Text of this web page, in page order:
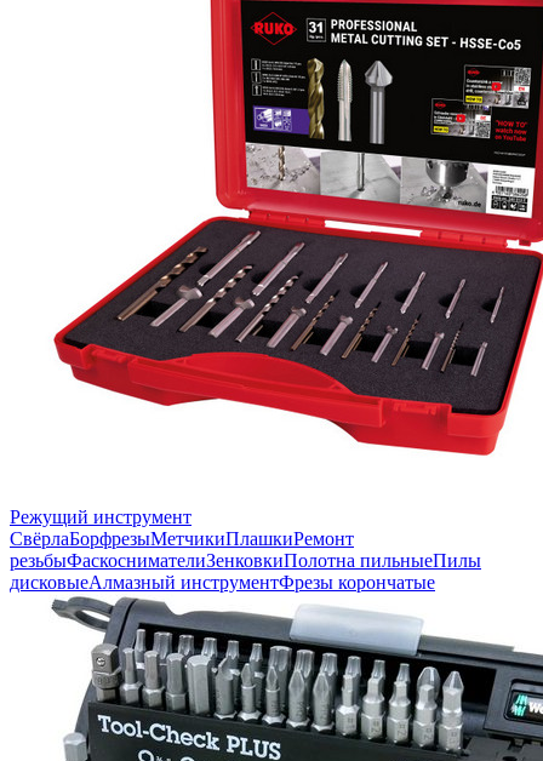
Режущий инструмент
СвёрлаБорфрезыМетчикиПлашкиРемонт
резьбыФаскоснимателиЗенковкиПолотна пильныеПилы
дисковыеАлмазный инструментФрезы корончатые